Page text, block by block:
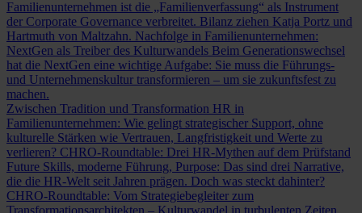
Familienunternehmen ist die „Familienverfassung“ als Instrument
der Corporate Governance verbreitet. Bilanz ziehen Katja Portz und
Hartmuth von Maltzahn. Nachfolge in Familienunternehmen:
NextGen als Treiber des Kulturwandels Beim Generationswechsel
hat die NextGen eine wichtige Aufgabe: Sie muss die Führungs-
und Unternehmenskultur transformieren – um sie zukunftsfest zu
machen.
Zwischen Tradition und Transformation HR in
Familienunternehmen: Wie gelingt strategischer Support, ohne
kulturelle Stärken wie Vertrauen, Langfristigkeit und Werte zu
verlieren? CHRO-Roundtable: Drei HR-Mythen auf dem Prüfstand
Future Skills, moderne Führung, Purpose: Das sind drei Narrative,
die die HR-Welt seit Jahren prägen. Doch was steckt dahinter?
CHRO-Roundtable: Vom Strategiebegleiter zum
Transformationsarchitekten – Kulturwandel in turbulenten Zeiten